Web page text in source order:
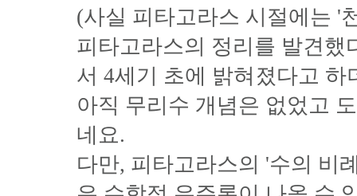
(사실 피타고라스 시절에는 '
피타고라스의 정리를 발견했
서 4세기 초에 밝혀졌다고 하
아직 무리수 개념은 없었고
네요.
다만, 피타고라스의 '수의 비